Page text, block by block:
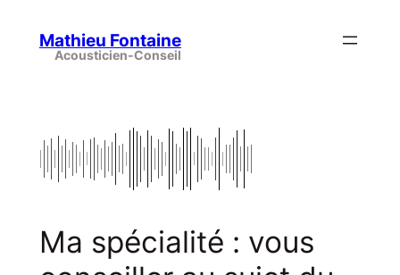
Mathieu Fontaine
Ma spécialité : vous